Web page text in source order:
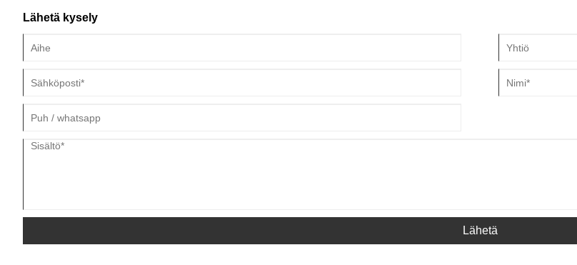
Lähetä kysely
Lähetä